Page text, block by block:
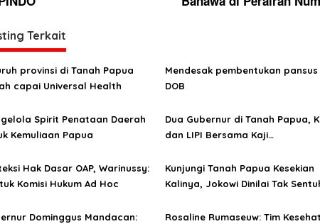
Terkait
provinsi di Tanah Papua
capai Universal Health
Mendesak pembentukan pansus
DOB
Spirit Penataan Daerah
Kemuliaan Papua
Dua Gubernur di Tanah Papua,
dan LIPI Bersama Kaji
Hak Dasar OAP, Warinussy:
Komisi Hukum Ad Hoc
Kunjungi Tanah Papua Kesekian
Kalinya, Jokowi Dinilai Tak
Dominggus Mandacan:
Rosaline Rumaseuw: Tim